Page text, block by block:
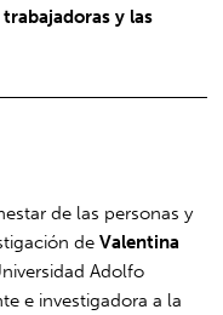
y las
de las personas y
deValentina
Adolfo
e investigadora a la